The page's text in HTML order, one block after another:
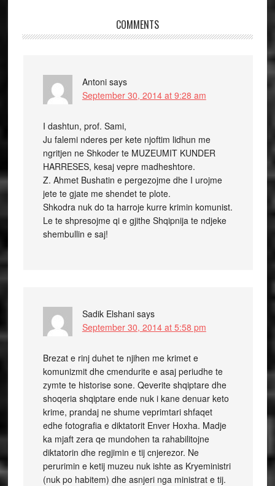
COMMENTS
Antoni says
September 30, 2014 at 9:28 am
I dashtun, prof. Sami,
Ju falemi nderes per kete njoftim lidhun me
ngritjen ne Shkoder te MUZEUMIT KUNDER
HARRESES, kesaj vepre madheshtore.
Z. Ahmet Bushatin e pergezojme dhe I urojme
jete te gjate me shendet te plote.
Shkodra nuk do ta harroje kurre krimin komunist.
Le te shpresojme qi e gjithe Shqipnija te ndjeke
shembullin e saj!
Sadik Elshani says
September 30, 2014 at 5:58 pm
Brezat e rinj duhet te njihen me krimet e
komunizmit dhe cmendurite e asaj periudhe te
zymte te historise sone. Qeverite shqiptare dhe
shoqeria shqiptare ende nuk i kane denuar keto
krime, prandaj ne shume veprimtari shfaqet
edhe fotografia e diktatorit Enver Hoxha. Madje
ka mjaft zera qe mundohen ta rahabilitojne
diktatorin dhe regjimin e tij cnjerezor. Ne
perurimin e ketij muzeu nuk ishte as Kryeministri
(nuk po habitem) dhe asnjeri nga ministrat e tij.